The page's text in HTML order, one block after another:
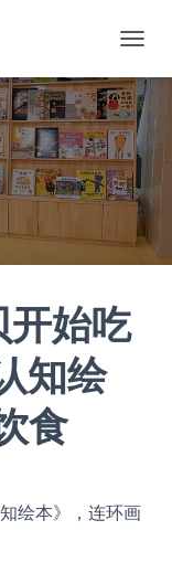
换
导
航
始吃
知绘
食
绘本》，连环画